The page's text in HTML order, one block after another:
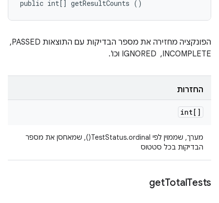
public int[] getResultCounts ()
הפונקציה מחזירה את מספר הבדיקות עם התוצאות PASSED, ‏
INCOMPLETE, ‏ IGNORED וכו'.
החזרות
int[]
מערך, שממוין לפי TestStatus.ordinal(), שמאחסן את מספר
הבדיקות בכל סטטוס
getTotalTests